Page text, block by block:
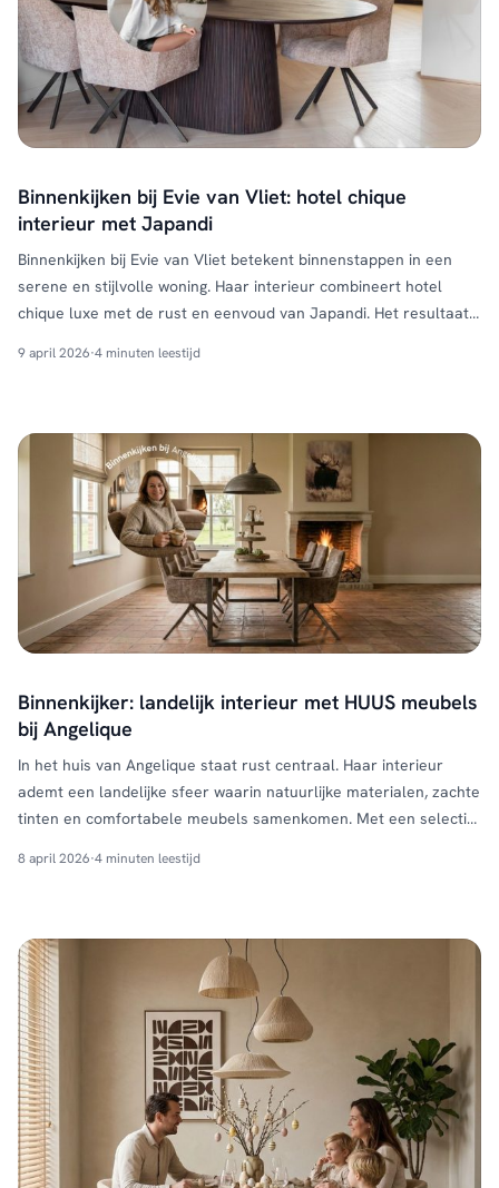
Binnenkijken bij Evie van Vliet: hotel chique
interieur met Japandi
Binnenkijken bij Evie van Vliet betekent binnenstappen in een
serene en stijlvolle woning. Haar interieur combineert hotel
chique luxe met de rust en eenvoud van Japandi. Het resultaat?
waar elk meubelstuk zorgvuldig is gekozen. Met meubels van
9 april 2026·4 minuten leestijd
Binnenkijker: landelijk interieur met HUUS meubels
bij Angelique
In het huis van Angelique staat rust centraal. Haar interieur
ademt een landelijke sfeer waarin natuurlijke materialen, zachte
tinten en comfortabele meubels samenkomen. Met een selectie
alleen mooi oogt, maar ook praktisch is in het dagelijks gebruik.
8 april 2026·4 minuten leestijd